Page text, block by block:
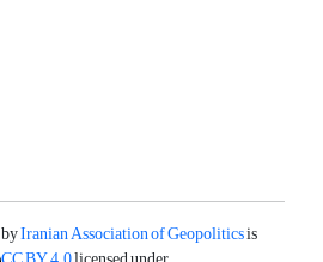
byIranian Association of Geopoliticsis